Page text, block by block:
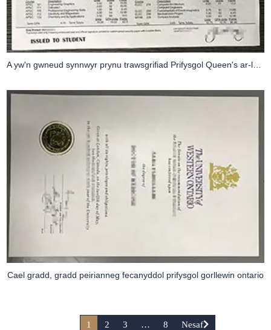
Cael gradd, gradd peirianneg fecanyddol prifysgol gorllewin ontario
1 2 3 … 8 Nesaf